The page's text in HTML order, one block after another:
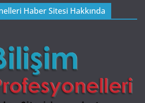
Haber Sitesi Hakkında